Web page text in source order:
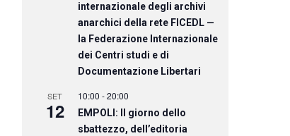
internazionale degli archivi
anarchici della rete FICEDL —
la Federazione Internazionale
dei Centri studi e di
Documentazione Libertari
SET
12
10:00 -20:00
EMPOLI: Il giorno dello
sbattezzo, dell’editoria